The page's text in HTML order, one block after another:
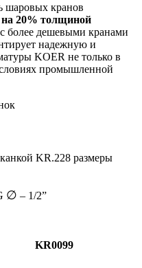
шаровых кранов
на 20% толщиной
более дешевыми кранами
надежную и
KOER не только в
промышленной
∅ – 1/2”
KR0099